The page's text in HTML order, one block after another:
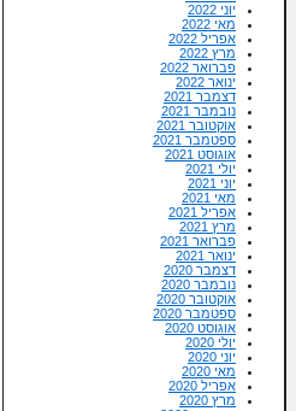
יוני 2022
מאי 2022
אפריל 2022
מרץ 2022
פברואר 2022
ינואר 2022
דצמבר 2021
נובמבר 2021
אוקטובר 2021
ספטמבר 2021
אוגוסט 2021
יולי 2021
יוני 2021
מאי 2021
אפריל 2021
מרץ 2021
פברואר 2021
ינואר 2021
דצמבר 2020
נובמבר 2020
אוקטובר 2020
ספטמבר 2020
אוגוסט 2020
יולי 2020
יוני 2020
מאי 2020
אפריל 2020
מרץ 2020